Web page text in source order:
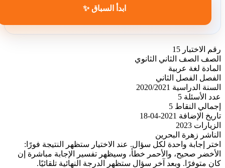
ابدأ السباق ✨
رقم الاختبار 15
الصف
الصف الثاني الثانوي
المادة لغة عربية
الفصل
الفصل الثاني
السنة الدراسية
2020/2021
عدد الأسئلة 5
إجمالي النقاط 5
تاريخ الإضافة
2021-04-18
الزيارات 2023
الناشر زهرة البحرين
اختر إجابة واحدة لكل سؤال. عند الاختيار ستظهر النتيجة فورًا:
الأخضر صحيح، والأحمر خطأ، وسيظهر تفسير الإجابة مباشرة إن
كان متوفرًا. وبعد آخر سؤال ستظهر الدرجة النهائية تلقائيًا.